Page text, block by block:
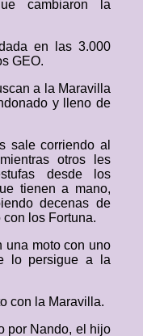
cambiaron la
en las 3.000
GEO.
a la Maravilla
y lleno de
sale corriendo al
otros les
desde los
tienen a mano,
decenas de
los Fortuna.
una moto con uno
lo persigue a la
con la Maravilla.
por Nando, el hijo